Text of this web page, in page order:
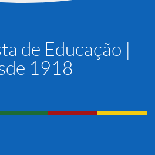
de Educação |
1918